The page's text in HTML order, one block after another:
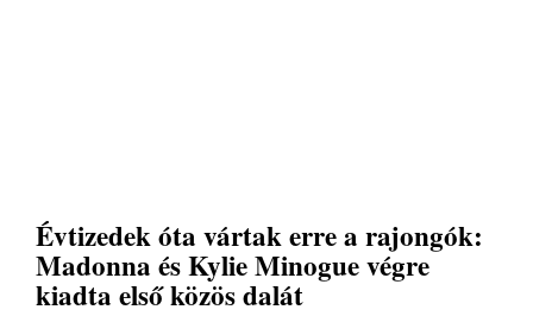
Évtizedek óta vártak erre a rajongók:
Madonna és Kylie Minogue végre
kiadta első közös dalát